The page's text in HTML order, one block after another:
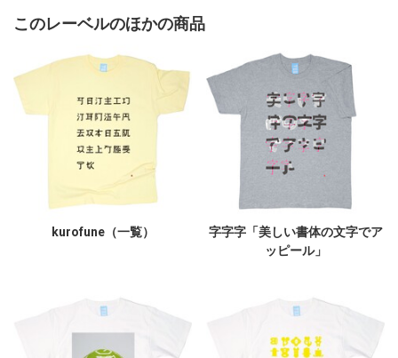
このレーベルのほかの商品
kurofune（一覧）
字字字「美しい書体の文字でア
ッピール」